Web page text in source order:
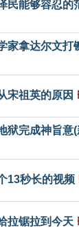
民能够容忍的
家拿达尔文打
宋祖英的原因
狱完成神旨意
13秒长的视频
拉锯拉到今天